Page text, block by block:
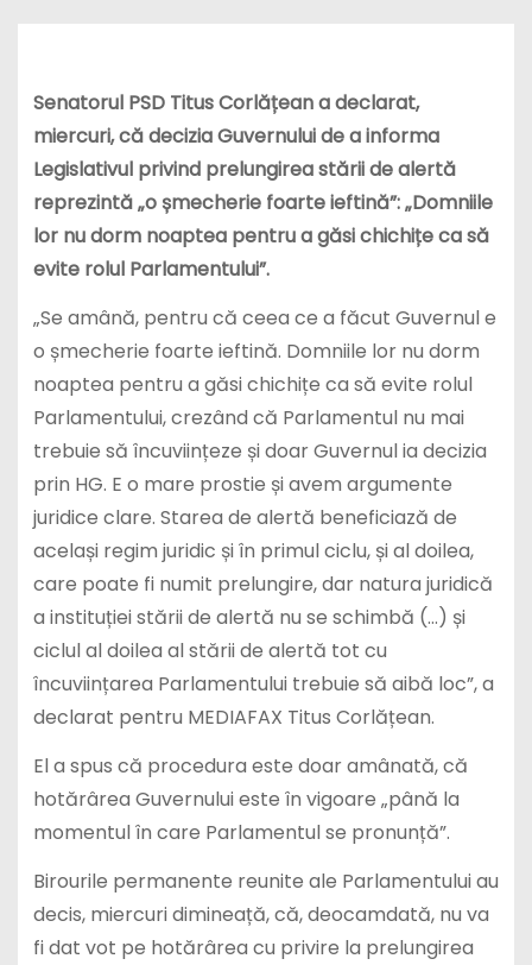
Senatorul PSD Titus Corlățean a declarat,
miercuri, că decizia Guvernului de a informa
Legislativul privind prelungirea stării de alertă
reprezintă „o șmecherie foarte ieftină”: „Domniile
lor nu dorm noaptea pentru a găsi chichițe ca să
evite rolul Parlamentului”.
„Se amână, pentru că ceea ce a făcut Guvernul e
o șmecherie foarte ieftină. Domniile lor nu dorm
noaptea pentru a găsi chichițe ca să evite rolul
Parlamentului, crezând că Parlamentul nu mai
trebuie să încuviințeze și doar Guvernul ia decizia
prin HG. E o mare prostie și avem argumente
juridice clare. Starea de alertă beneficiază de
același regim juridic și în primul ciclu, și al doilea,
care poate fi numit prelungire, dar natura juridică
a instituției stării de alertă nu se schimbă (…) și
ciclul al doilea al stării de alertă tot cu
încuviințarea Parlamentului trebuie să aibă loc”, a
declarat pentru MEDIAFAX Titus Corlățean.
El a spus că procedura este doar amânată, că
hotărârea Guvernului este în vigoare „până la
momentul în care Parlamentul se pronunță”.
Birourile permanente reunite ale Parlamentului au
decis, miercuri dimineață, că, deocamdată, nu va
fi dat vot pe hotărârea cu privire la prelungirea